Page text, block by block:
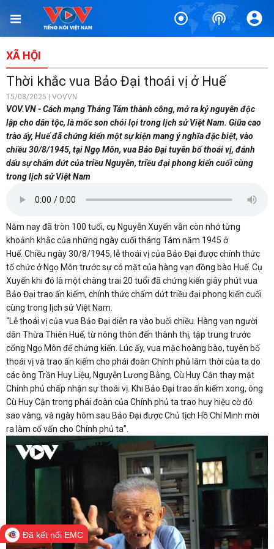
XÃ HỘI
Thời khắc vua Bảo Đại thoái vị ở Huế
15/08/2025 | VOVVN
VOV.VN - Cách mạng Tháng Tám thành công, mở ra kỷ nguyên độc
lập cho dân tộc, là mốc son chói lọi trong lịch sử Việt Nam. Giữa cao
trào ấy, Huế đã chứng kiến một sự kiện mang ý nghĩa đặc biệt, vào
chiều 30/8/1945, tại Ngọ Môn, vua Bảo Đại tuyên bố thoái vị, đánh
dấu sự chấm dứt của triều Nguyễn, triều đại phong kiến cuối cùng
trong lịch sử Việt Nam
Năm nay đã tròn 100 tuổi, cụ Nguyễn Xuyến vẫn còn nhớ từng
khoảnh khắc của những ngày cuối tháng Tám năm 1945 ở
Huế. Chiều ngày 30/8/1945, lễ thoái vị của Bảo Đại được chính thức
tổ chức ở Ngọ Môn trước sự có mặt của hàng vạn đồng bào Huế. Cụ
Xuyến khi đó là một chàng trai 20 tuổi đã chứng kiến giây phút vua
Bảo Đại trao ấn kiếm, chính thức chấm dứt triều đại phong kiến cuối
cùng trong lịch sử Việt Nam.
“Lễ thoái vị của vua Bảo Đại diễn ra vào buổi chiều. Hàng vạn người
dân Thừa Thiên Huế, từ nông thôn đến thành thị, tập trung trước
cổng Ngọ Môn để chứng kiến. Lúc ấy, vua mặc hoàng bào, tuyên bố
thoái vị và trao ấn kiếm cho phái đoàn Chính phủ lâm thời của ta do
các ông Trần Huy Liệu, Nguyễn Lương Bằng, Cù Huy Cận thay mặt
Chính phủ chấp nhận sự thoái vị. Khi Bảo Đại trao ấn kiếm xong, ông
Cù Huy Cận trong phái đoàn của Chính phủ ta trao huy hiệu cờ đỏ
sao vàng, và ngày hôm sau Bảo Đại được Chủ tịch Hồ Chí Minh mời
ra làm cố vấn cho Chính phủ ta”.
Đã kết nối EMC